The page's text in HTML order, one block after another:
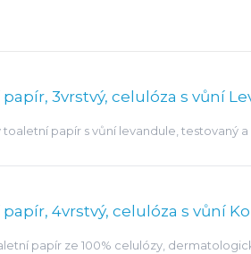
3vrstvý, celulóza s vůní
papír s vůní levandule, testovaný
4vrstvý, celulóza s vůní
papír ze 100% celulózy,